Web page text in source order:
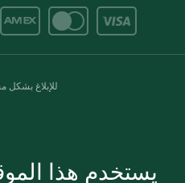
للإبلاغ بشكل
يستخدم هذا